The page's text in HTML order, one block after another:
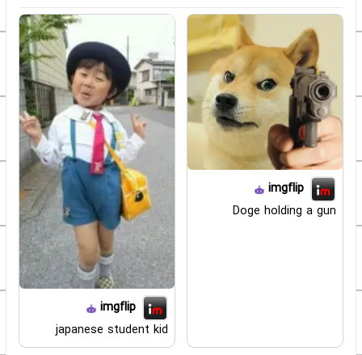
imgflip
Doge holding a gun
imgflip
japanese student kid